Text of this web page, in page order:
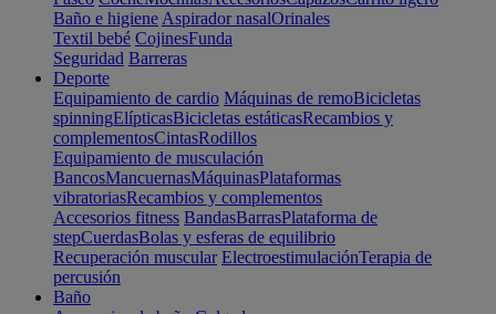
Baño e higiene Aspirador nasalOrinales
Textil bebé CojinesFunda
Seguridad Barreras
Deporte
Equipamiento de cardio Máquinas de remoBicicletas
spinningElípticasBicicletas estáticasRecambios y
complementosCintasRodillos
Equipamiento de musculación
BancosMancuernasMáquinasPlataformas
vibratoriasRecambios y complementos
Accesorios fitness BandasBarrasPlataforma de
stepCuerdasBolas y esferas de equilibrio
Recuperación muscular ElectroestimulaciónTerapia de
percusión
Baño